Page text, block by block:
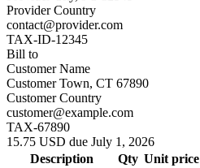
Provider Country
contact@provider.com
TAX-ID-12345
Bill to
Customer Name
Customer Town, CT 67890
Customer Country
customer@example.com
TAX-67890
15.75 USD due July 1, 2026
Description
Qty Unit price